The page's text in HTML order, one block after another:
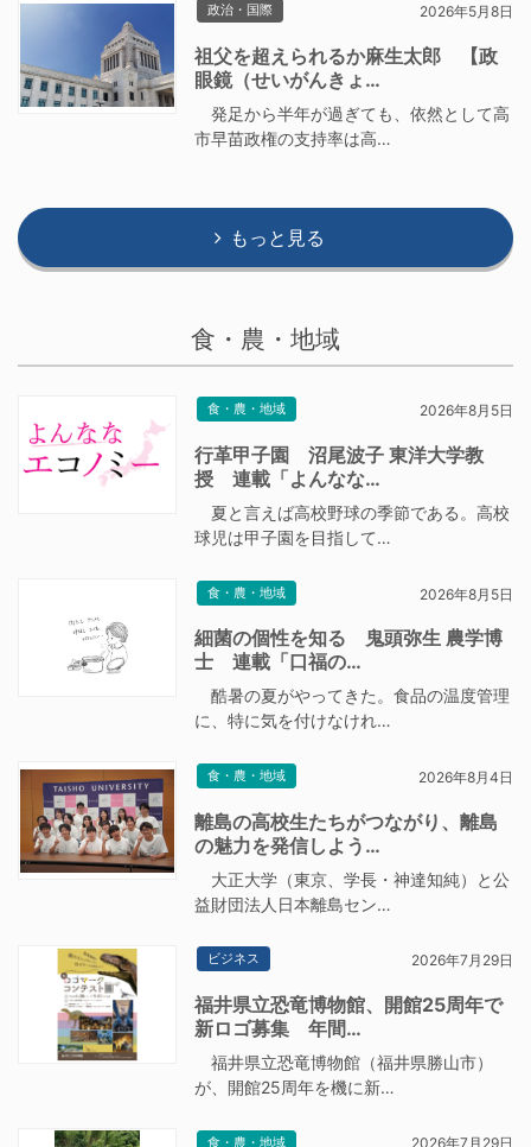
政治・国際 2026年5月8日
祖父を超えられるか麻生太郎 【政
眼鏡（せいがんきょ…
発足から半年が過ぎても、依然として高
市早苗政権の支持率は高…
もっと見る
食・農・地域
食・農・地域 2026年8月5日
行革甲子園 沼尾波子 東洋大学教
授 連載「よんなな…
夏と言えば高校野球の季節である。高校
球児は甲子園を目指して…
食・農・地域 2026年8月5日
細菌の個性を知る 鬼頭弥生 農学博
士 連載「口福の…
酷暑の夏がやってきた。食品の温度管理
に、特に気を付けなけれ…
食・農・地域 2026年8月4日
離島の高校生たちがつながり、離島
の魅力を発信しよう…
大正大学（東京、学長・神達知純）と公
益財団法人日本離島セン…
ビジネス 2026年7月29日
福井県立恐竜博物館、開館25周年で
新ロゴ募集 年間…
福井県立恐竜博物館（福井県勝山市）
が、開館25周年を機に新…
食・農・地域 2026年7月29日